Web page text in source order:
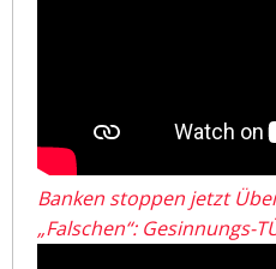
Banken stoppen jetzt
„Falschen“: Gesinnungs-